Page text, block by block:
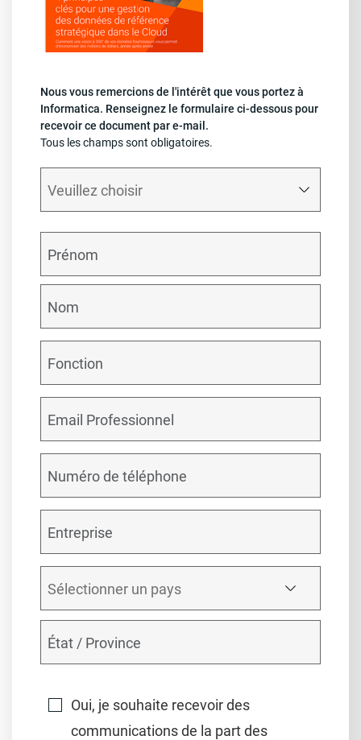
Nous vous remercions de l'intérêt que vous portez à
Informatica. Renseignez le formulaire ci-dessous pour
recevoir ce document par e-mail.
Tous les champs sont obligatoires.
Oui, je souhaite recevoir des
communications de la part des